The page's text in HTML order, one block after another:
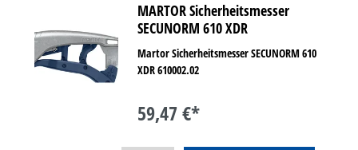
MARTOR Sicherheitsmesser
SECUNORM 610 XDR
Martor Sicherheitsmesser SECUNORM 610
XDR 610002.02
59,47 €*